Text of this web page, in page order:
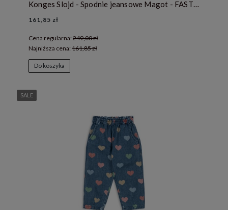
Konges Slojd - Spodnie jeansowe Magot - FAST LANE
161,85 zł
Cena regularna: 249,00 zł
Najniższa cena: 161,85 zł
Do koszyka
SALE